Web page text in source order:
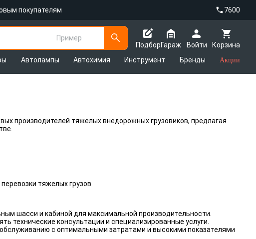
покупателям 7600
Пример
Подбор
Корзина
Гараж
Войти
Автолампы Автохимия Инструмент Бренды Акции
производителей тяжелых внедорожных грузовиков, предлагая
тяжелых грузов
шасси и кабиной для максимальной производительности.
технические консультации и специализированные услуги.
обслуживанию с оптимальными затратами и высокими показателями